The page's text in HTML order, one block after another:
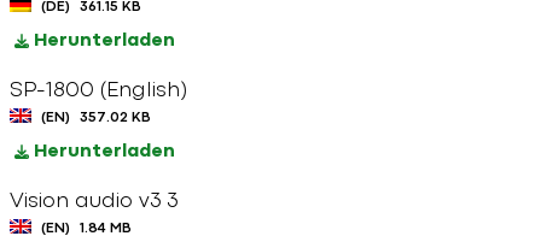
(DE) 361.15 KB
Herunterladen
SP-1800 (English)
(EN) 357.02 KB
Herunterladen
Vision audio v3 3
(EN) 1.84 MB